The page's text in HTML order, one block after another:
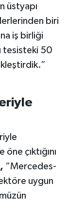
üstyapı
biri
iş birliği
tesisteki 50
çıktığını
“Mercedes-
uygun